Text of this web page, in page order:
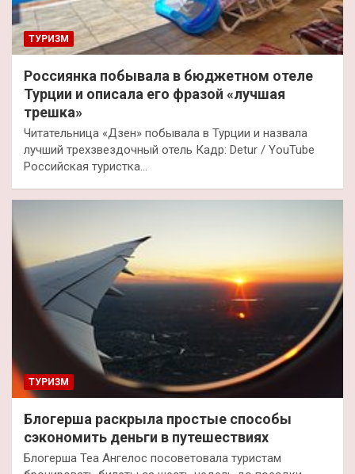
ТУРИЗМ
Россиянка побывала в бюджетном отеле
Турции и описала его фразой «лучшая
трешка»
Читательница «Дзен» побывала в Турции и назвала
лучший трехзвездочный отель Кадр: Detur / YouTube
Российская туристка…
ТУРИЗМ
Блогерша раскрыла простые способы
сэкономить деньги в путешествиях
Блогерша Теа Ангелос посоветовала туристам